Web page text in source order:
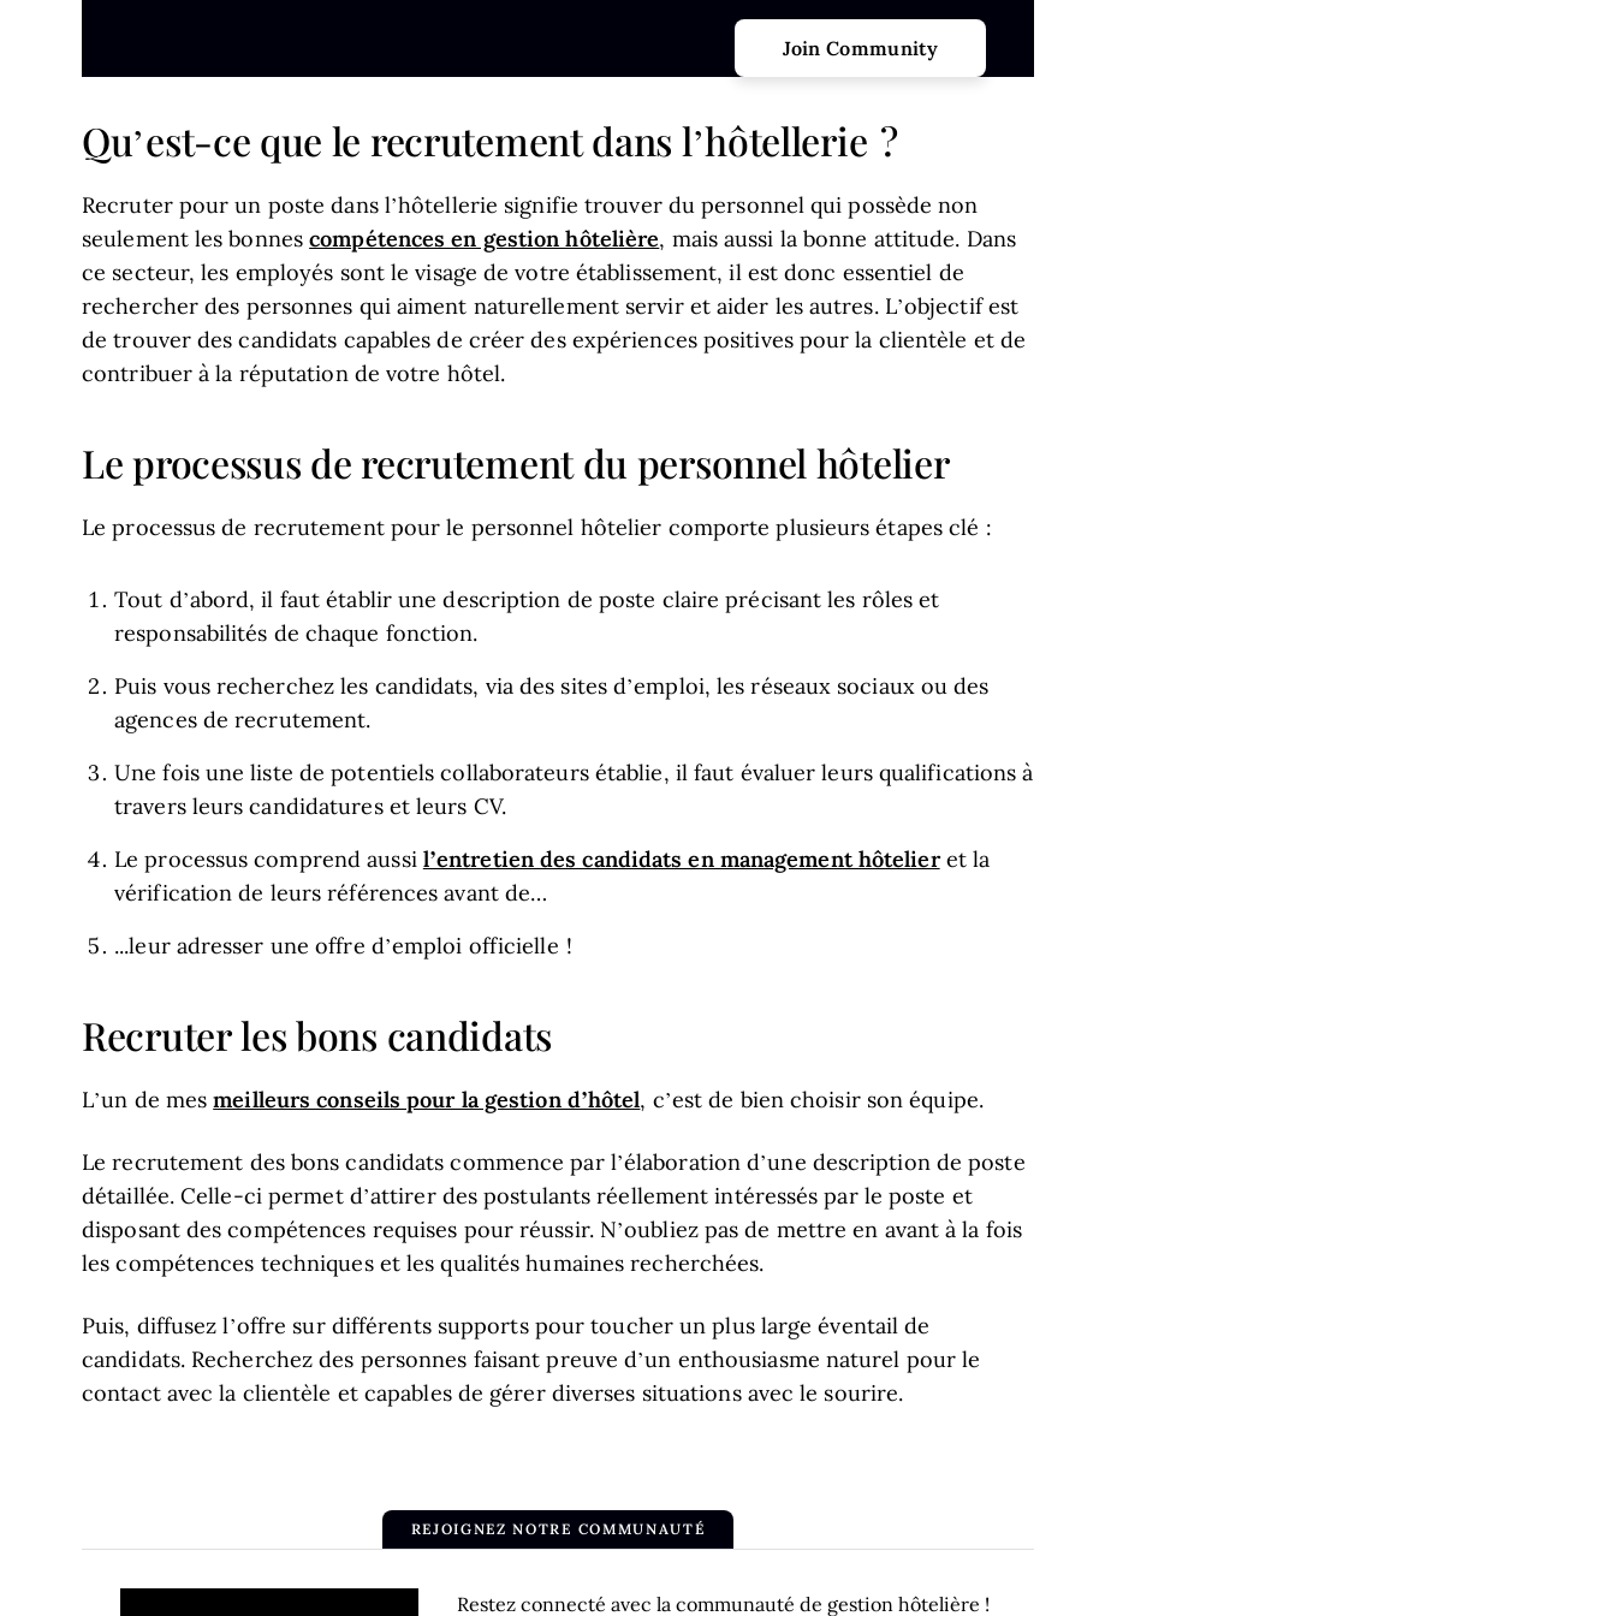
Qu’est-ce que le recrutement dans l’hôtellerie ?
Recruter pour un poste dans l’hôtellerie signifie trouver du personnel qui possède non
seulement les bonnescompétences en gestion hôtelière, mais aussi la bonne attitude. Dans
ce secteur, les employés sont le visage de votre établissement, il est donc essentiel de
rechercher des personnes qui aiment naturellement servir et aider les autres. L’objectif est
de trouver des candidats capables de créer des expériences positives pour la clientèle et de
contribuer à la réputation de votre hôtel.
Le processus de recrutement du personnel hôtelier
Le processus de recrutement pour le personnel hôtelier comporte plusieurs étapes clé :
Tout d’abord, il faut établir une description de poste claire précisant les rôles et
responsabilités de chaque fonction.
Puis vous recherchez les candidats, via des sites d’emploi, les réseaux sociaux ou des
agences de recrutement.
Une fois une liste de potentiels collaborateurs établie, il faut évaluer leurs qualifications à
travers leurs candidatures et leurs CV.
Le processus comprend aussi l’entretien des candidats en management hôtelieret la
vérification de leurs références avant de…
...leur adresser une offre d’emploi officielle !
Recruter les bons candidats
L’un de mesmeilleurs conseils pour la gestion d’hôtel, c’est de bien choisir son équipe.
Le recrutement des bons candidats commence par l’élaboration d’une description de poste
détaillée. Celle-ci permet d’attirer des postulants réellement intéressés par le poste et
disposant des compétences requises pour réussir. N’oubliez pas de mettre en avant à la fois
les compétences techniques et les qualités humaines recherchées.
Puis, diffusez l’offre sur différents supports pour toucher un plus large éventail de
candidats. Recherchez des personnes faisant preuve d’un enthousiasme naturel pour le
contact avec la clientèle et capables de gérer diverses situations avec le sourire.
REJOIGNEZ NOTRE COMMUNAUTÉ
Restez connecté avec la communauté de gestion hôtelière !